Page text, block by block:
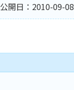
公開日：2010-09-08